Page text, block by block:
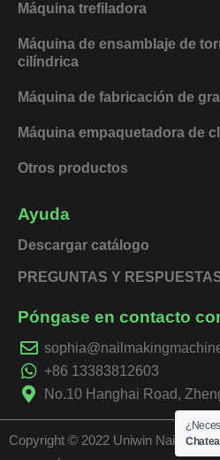
Máquina trefiladora
Máquina de ensamblaje de
cilíndrica
Máquina de fabricación de
Máquina empaquetadora de
Otros productos
Ayuda
Descargar catálogo
PREGUNTAS Y
Póngase en contacto
+86 13383812603
No.10 Hanghai Road,
Copyright © 2022 Uniwin Nails